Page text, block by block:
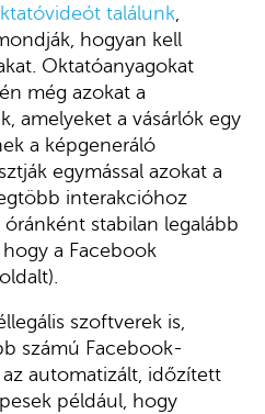
találunk
hogyan kell
Oktatóanyagokat
még azokat a
amelyeket a vásárlók egy
a képgeneráló
egymással azokat a
interakcióhoz
stabilan legalább
a Facebook
szoftverek is,
számú Facebook-
automatizált, időzített
például, hogy